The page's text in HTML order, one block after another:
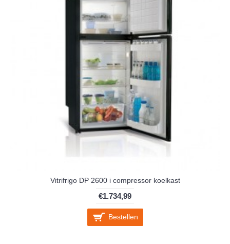
Vitrifrigo DP 2600 i compressor koelkast
€1.734,99
Bestellen